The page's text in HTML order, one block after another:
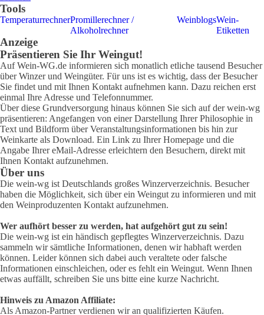
Tools
TemperaturrechnerPromillerechner /
Alkoholrechner
WeinblogsWein-
Etiketten
Anzeige
Präsentieren Sie Ihr Weingut!
Auf Wein-WG.de informieren sich monatlich etliche tausend Besucher
über Winzer und Weingüter. Für uns ist es wichtig, dass der Besucher
Sie findet und mit Ihnen Kontakt aufnehmen kann. Dazu reichen erst
einmal Ihre Adresse und Telefonnummer.
Über diese Grundversorgung hinaus können Sie sich auf der wein-wg
präsentieren: Angefangen von einer Darstellung Ihrer Philosophie in
Text und Bildform über Veranstaltungsinformationen bis hin zur
Weinkarte als Download. Ein Link zu Ihrer Homepage und die
Angabe Ihrer eMail-Adresse erleichtern den Besuchern, direkt mit
Ihnen Kontakt aufzunehmen.
Über uns
Die wein-wg ist Deutschlands großes Winzerverzeichnis. Besucher
haben die Möglichkeit, sich über ein Weingut zu informieren und mit
den Weinproduzenten Kontakt aufzunehmen.
Wer aufhört besser zu werden, hat aufgehört gut zu sein!
Die wein-wg ist ein händisch gepflegtes Winzerverzeichnis. Dazu
sammeln wir sämtliche Informationen, denen wir habhaft werden
können. Leider können sich dabei auch veraltete oder falsche
Informationen einschleichen, oder es fehlt ein Weingut. Wenn Ihnen
etwas auffällt, schreiben Sie uns bitte eine kurze Nachricht.
Hinweis zu Amazon Affiliate:
Als Amazon-Partner verdienen wir an qualifizierten Käufen.